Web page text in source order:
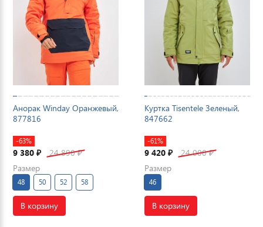
Анорак Winday Оранжевый,
877816
-63%
9 380 ₽ 24 890₽
Размер
48 50 52 58
В корзину
Куртка Tisentele Зеленый,
847662
-61%
9 420 ₽ 24 000₽
Размер
46
В корзину